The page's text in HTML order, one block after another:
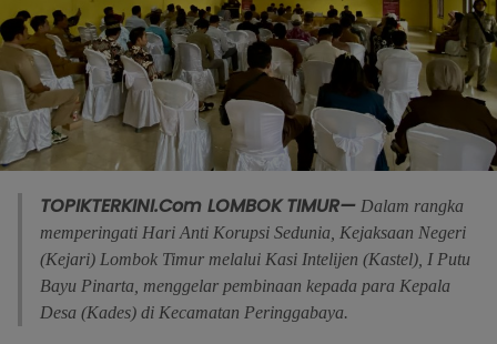
TOPIKTERKINI.Com LOMBOK TIMUR— Dalam rangka
memperingati Hari Anti Korupsi Sedunia, Kejaksaan Negeri
(Kejari) Lombok Timur melalui Kasi Intelijen (Kastel), I Putu
Bayu Pinarta, menggelar pembinaan kepada para Kepala
Desa (Kades) di Kecamatan Peringgabaya.